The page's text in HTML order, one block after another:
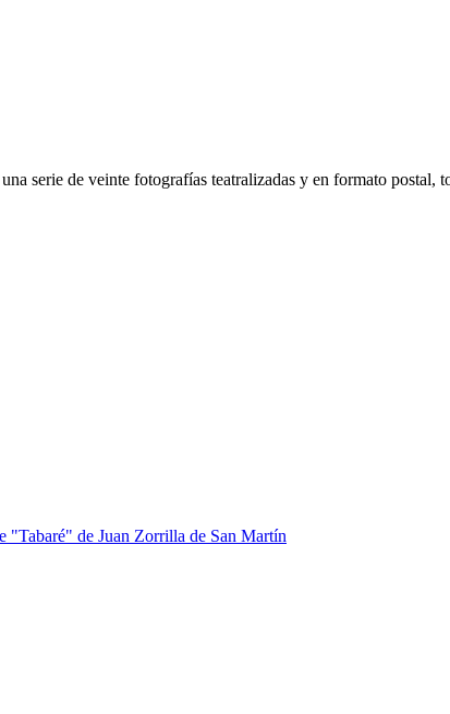
serie de veinte fotografías teatralizadas y en formato
"Tabaré" de Juan Zorrilla de San Martín